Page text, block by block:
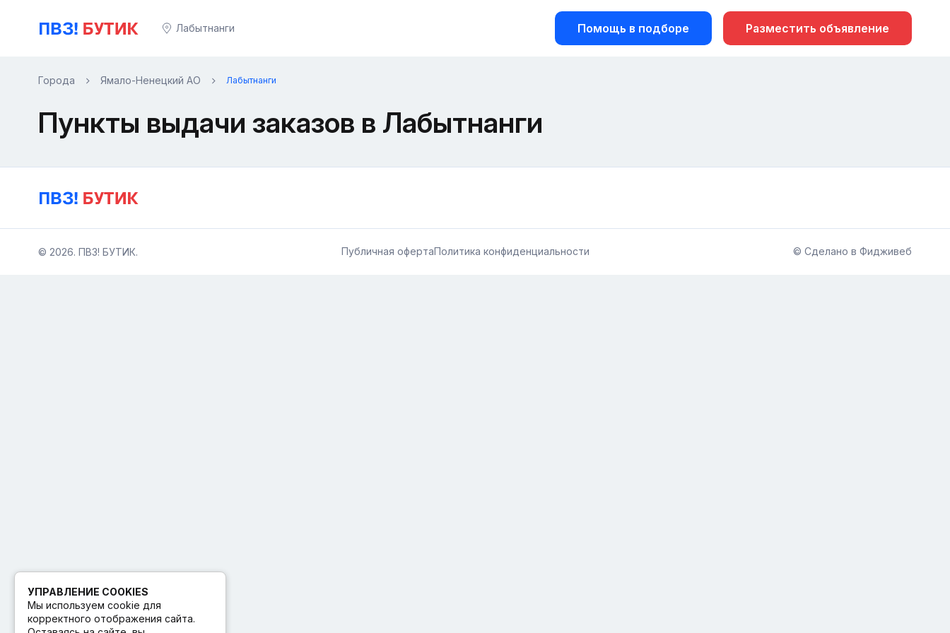
Лабытнанги Помощь в подборе Разместить объявление
Города Ямало-Ненецкий АО Лабытнанги
Пункты выдачи заказов в Лабытнанги
© 2026. ПВЗ! БУТИК. Публичная офертаПолитика конфиденциальности © Сделано в Фидживеб
УПРАВЛЕНИЕ COOKIES
Мы используем cookie для
корректного отображения сайта.